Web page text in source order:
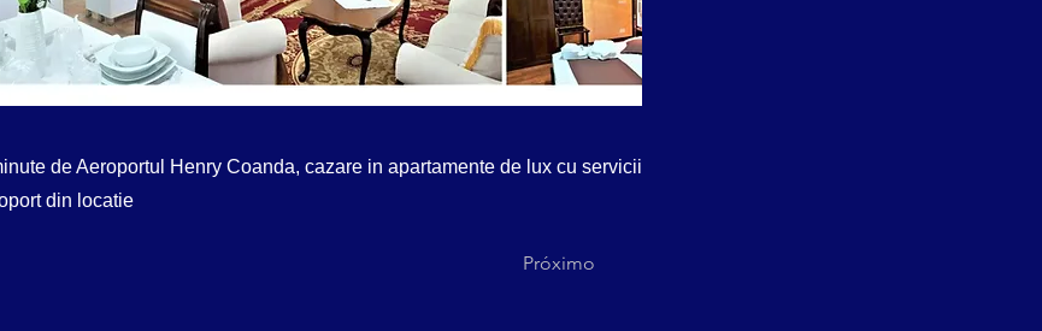
de Aeroportul Henry Coanda, cazare in apartamente de lux cu servicii
din locatie
Próximo